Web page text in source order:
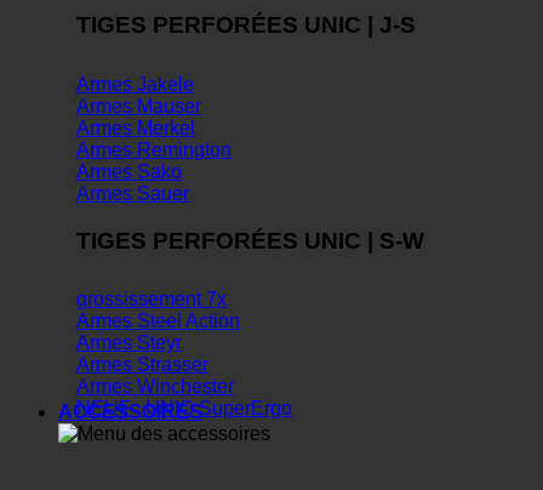
TIGES PERFORÉES UNIC | J-S
Armes Jakele
Armes Mauser
Armes Merkel
Armes Remington
Armes Sako
Armes Sauer
TIGES PERFORÉES UNIC | S-W
grossissement 7x
Armes Steel Action
Armes Steyr
Armes Strasser
Armes Winchester
NEUF : UNIC SuperErgo
ACCESSOIRES